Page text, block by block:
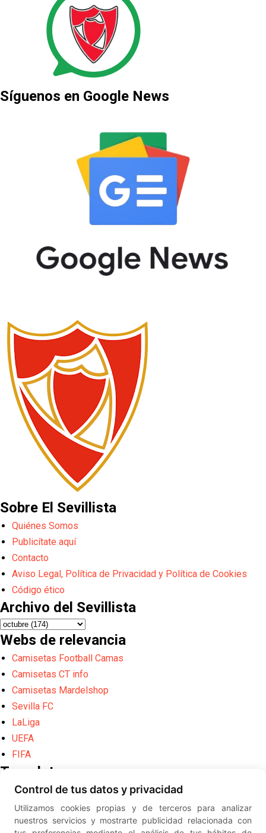
Síguenos en Google News
Sobre El Sevillista
Quiénes Somos
Publicítate aquí
Contacto
Aviso Legal, Política de Privacidad y Política de Cookies
Código ético
Archivo del Sevillista
Webs de relevancia
Camisetas Football Camas
Camisetas CT info
Camisetas Mardelshop
Sevilla FC
LaLiga
UEFA
FIFA
Translate
Powered by
Translate
Diseño web creado por Erick
Control de tus datos y privacidad
Utilizamos cookies propias y de terceros para analizar
nuestros servicios y mostrarte publicidad relacionada con